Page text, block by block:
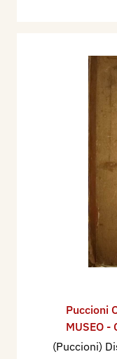
Puccioni
MUSEO
(Puccioni)